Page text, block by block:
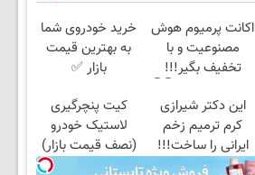
اکانت پرمیوم هوش
مصنوعیت و با
تخفیف بگیر!!!
خرید خودروی شما
به بهترین قیمت
بازار ✅
این دکتر شیرازی
کرم ترمیم زخم
ایرانی را ساخت!!!
کیت پنچرگیری
لاستیک خودرو
(نصف قیمت بازار)